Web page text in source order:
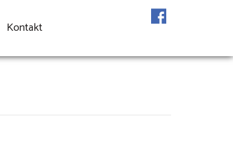
Kontakt